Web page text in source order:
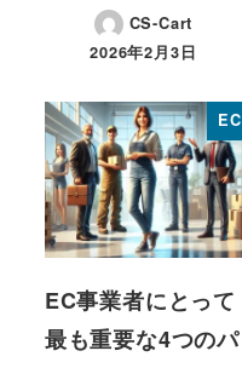
CS-Cart
投稿日
2026年2月3日
EC
EC事業者にとって
最も重要な4つのパ